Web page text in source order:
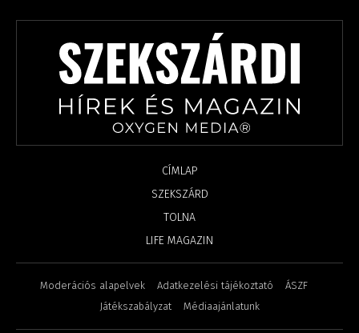
CÍMLAP
SZEKSZÁRD
TOLNA
LIFE MAGAZIN
Moderációs alapelvek Adatkezelési tájékoztató
ÁSZF
Játékszabályzat
Médiaajánlatunk